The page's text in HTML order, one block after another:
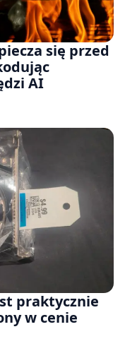
się przed
AI
praktycznie
w cenie